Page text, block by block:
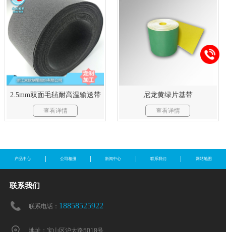
2.5mm双面毛毡耐高温输送带
查看详情
尼龙黄绿片基带
查看详情
产品中心 公司相册 新闻中心 联系我们 网站地图
联系我们
联系电话： 18858525922